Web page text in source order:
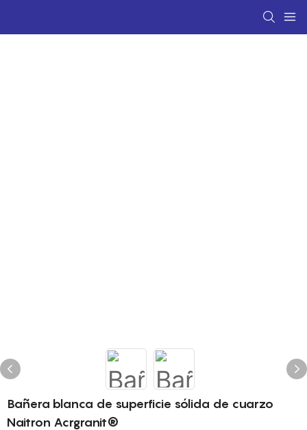
Bañera blanca de superficie sólida de cuarzo
Naitron Acrgranit®